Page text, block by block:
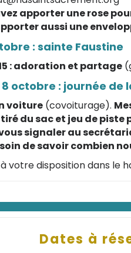
apporter une rose
aussi une
: sainte Faustine
: adoration et partage
octobre : journée de
voiture (covoiturage).
du sac et jeu de piste
signaler au
de savoir combien
votre disposition dans le
Dates à